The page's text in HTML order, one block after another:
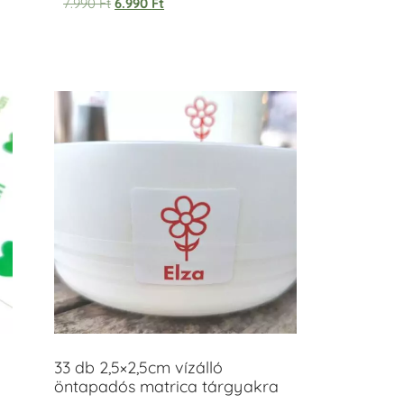
33 db 2,5×2,5cm vízálló
öntapadós matrica tárgyakra